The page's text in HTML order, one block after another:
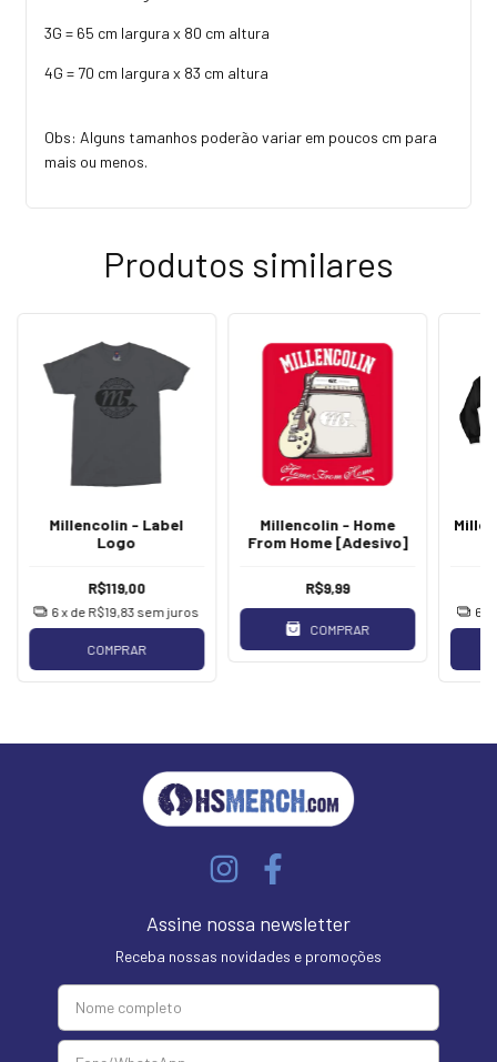
3G = 65 cm largura x 80 cm altura
4G = 70 cm largura x 83 cm altura
Obs: Alguns tamanhos poderão variar em poucos cm para
mais ou menos.
Produtos similares
Millencolin - Label
Logo
R$119,00
6x de R$19,83 sem juros
COMPRAR
Millencolin - Home
From Home [Adesivo]
R$9,99
COMPRAR
6
Assine nossa newsletter
Receba nossas novidades e promoções